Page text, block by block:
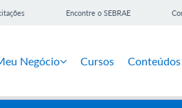
Encontre o SEBRAE
Negócio Cursos Conteúdos